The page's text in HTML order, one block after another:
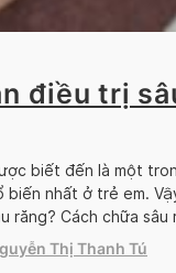
điều trị
biết đến là một
biến nhất ở trẻ em.
răng? Cách chữa sâu
Docosan tìm hiểu
[…]
Thị Thanh Tú